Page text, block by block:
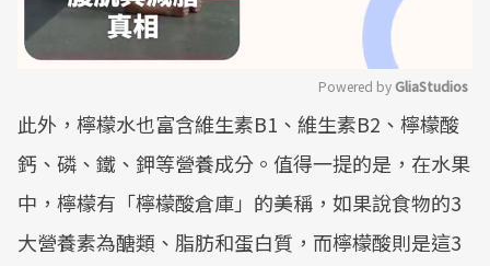
Mute
Powered by GliaStudios
此外，檸檬水也富含維生素B1、維生素B2、檸檬酸
鈣、磷、鐵、鉀等營養成分。值得一提的是，在水果
中，檸檬有「檸檬酸倉庫」的美稱，如果說食物的3
大營養素為醣類、脂肪和蛋白質，而檸檬酸則是這3